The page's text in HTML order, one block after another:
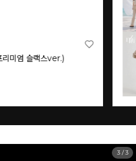
리미엄 슬랙스ver.)
1/3